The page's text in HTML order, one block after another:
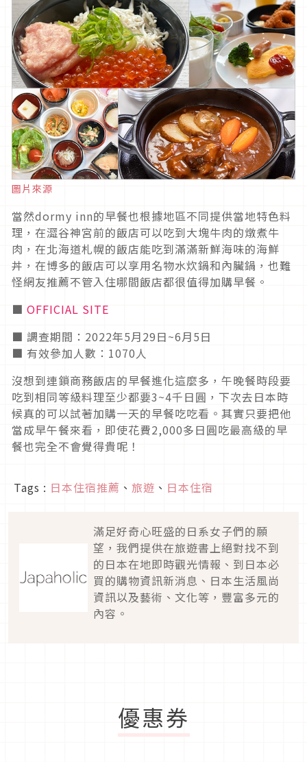
圖片來源
當然dormy inn的早餐也根據地區不同提供當地特色料
理，在澀谷神宮前的飯店可以吃到大塊牛肉的燉煮牛
肉，在北海道札幌的飯店能吃到滿滿新鮮海味的海鮮
丼，在博多的飯店可以享用名物水炊鍋和內臟鍋，也難
怪網友推薦不管入住哪間飯店都很值得加購早餐。
■ OFFICIAL SITE
■ 調查期間：2022年5月29日~6月5日
■ 有效參加人數：1070人
沒想到連鎖商務飯店的早餐進化這麼多，午晚餐時段要
吃到相同等級料理至少都要3~4千日圓，下次去日本時
候真的可以試著加購一天的早餐吃吃看。其實只要把他
當成早午餐來看，即使花費2,000多日圓吃最高級的早
餐也完全不會覺得貴呢！
Tags : 日本住宿推薦 、 旅遊 、 日本住宿
滿足好奇心旺盛的日系女子們的願
望，我們提供在旅遊書上絕對找不到
的日本在地即時觀光情報、到日本必
買的購物資訊新消息、日本生活風尚
資訊以及藝術、文化等，豐富多元的
內容。
優惠券